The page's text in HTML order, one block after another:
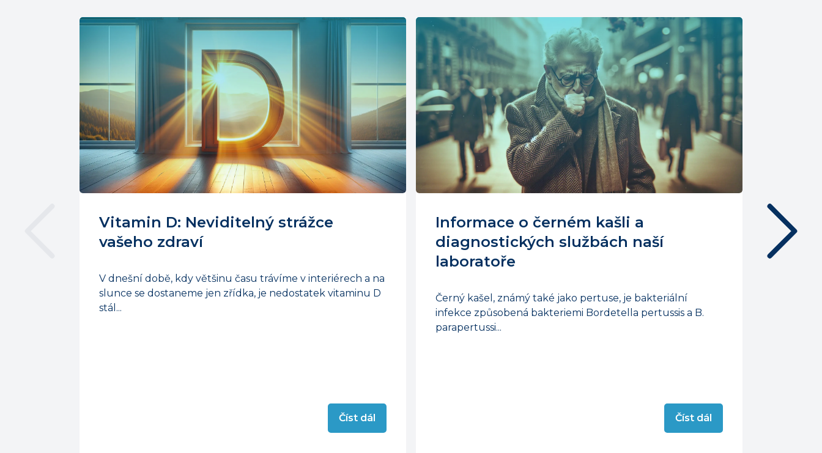
Vitamin D: Neviditelný strážce
vašeho zdraví
V dnešní době, kdy většinu času trávíme v interiérech a na
slunce se dostaneme jen zřídka, je nedostatek vitaminu D
stál...
Číst dál
Informace o černém kašli a
diagnostických službách naší
laboratoře
Černý kašel, známý také jako pertuse, je bakteriální
infekce způsobená bakteriemi Bordetella pertussis a B.
parapertussi...
Číst dál
Změna